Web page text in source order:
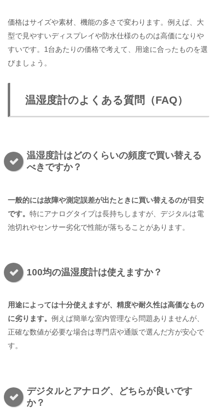
価格はサイズや素材、機能の多さで変わります。例えば、大
型で見やすいディスプレイや防水仕様のものは高価になりや
すいです。1台あたりの価格で考えて、用途に合ったものを選
びましょう。
温湿度計のよくある質問（FAQ）
温湿度計はどのくらいの頻度で買い替える
べきですか？
一般的には故障や測定誤差が出たときに買い替えるのが目安
です。 特にアナログタイプは長持ちしますが、デジタルは電
池切れやセンサー劣化で性能が落ちることがあります。
100均の温湿度計は使えますか？
用途によっては十分使えますが、精度や耐久性は高価なもの
に劣ります。 例えば簡単な室内管理なら問題ありませんが、
正確な数値が必要な場合は専門店や通販で選んだ方が安心で
す。
デジタルとアナログ、どちらが良いです
か？